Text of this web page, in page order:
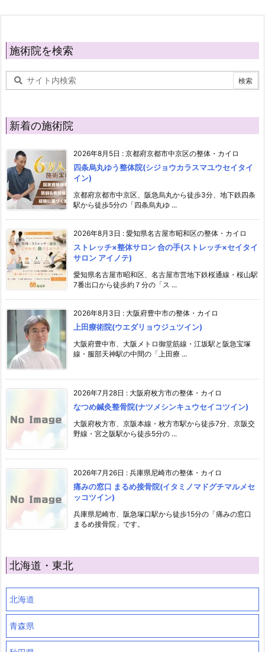
施術院を検索
新着の施術院
2026年8月5日 : 京都府京都市中京区の整体・カイロ
四条烏丸ゆう整体院(シジョウカラスマユウセイタイ
イン)
京都府京都市中京区、阪急烏丸から徒歩3分、地下鉄四条
駅から徒歩5分の「四条烏丸ゆ ...
2026年8月3日 : 愛知県名古屋市昭和区の整体・カイロ
ストレッチ×整体サロン 合の手(ストレッチ×セイタイ
サロン アイノテ)
愛知県名古屋市昭和区、名古屋市営地下鉄桜通線・桜山駅
7番出口から徒歩約７分の「ス ...
2026年8月3日 : 大阪府豊中市の整体・カイロ
上田療術院(ウエダリョウジュツイン)
大阪府豊中市、大阪メトロ御堂筋線・江坂駅と阪急宝塚
線・服部天神駅の中間の「上田療 ...
2026年7月28日 : 大阪府枚方市の整体・カイロ
なつめ鍼灸整骨院(ナツメシンキュウセイコツイン)
大阪府枚方市、京阪本線・枚方市駅から徒歩7分、京阪交
野線・宮之阪駅から徒歩5分の ...
2026年7月26日 : 兵庫県尼崎市の整体・カイロ
痛みの窓口 まるめ接骨院(イタミノマドグチマルメセ
ッコツイン)
兵庫県尼崎市、阪急塚口駅から徒歩15分の「痛みの窓口
まるめ接骨院」です。
北海道・東北
北海道
青森県